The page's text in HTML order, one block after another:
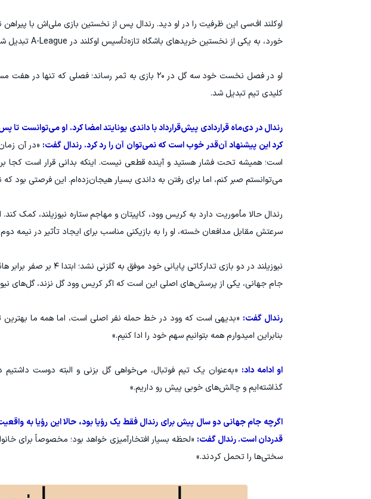
اوکلند اف‌سی این ظرفیت را در او دید. رندال پس از نخستین بازی ملی‌اش با
خورد، به یکی از نخستین خریدهای باشگاه تازه‌تأسیس اوکلند در A-League تبدیل شد.
او در فصل نخست خود سه گل در ۲۰ بازی به ثمر رساند؛
کلیدی تیم تبدیل شد.
رندال در دی‌ماه قراردادی پیش‌قرارداد با داندی یونایتد امضا کرد. او می‌توانست
کرد این پیشنهاد آن‌قدر خوب است که نمی‌توان آن را رد کرد. رندال گفت: «در آن
است؛ همیشه تحت فشار هستید و آینده قطعی نیست. اینکه بدانی قرار است کجا
می‌توانستم صبر کنم، اما برای رفتن به داندی بسیار هیجان‌زده‌ام. این فرصتی بود که
رندال حالا مأموریت دارد به کریس وود، کاپیتان و مهاجم ستاره نیوزیلند، کمک
سرعتش مقابل مدافعان خسته، او را به بازیکنی مناسب برای ایجاد تأثیر در نیمه
نیوزیلند در دو بازی
جام جهانی، یکی از پرسش‌های اصلی این است که اگر کریس وود گل نزند، گل‌های
رندال گفت: «بدیهی است که وود در خط حمله نفر اصلی است، اما همه ما بهترین
بنابراین امیدوارم همه بتوانیم سهم خود را ادا کنیم.»
او ادامه داد: «به‌عنوان یک تیم فوتبال، می‌خواهی گل بزنی و البته دوست
گذاشته‌ایم و چالش‌های خوبی پیش رو داریم.»
اگرچه جام جهانی دو سال پیش برای رندال فقط یک رؤیا بود، حالا این رؤیا به
قدردان است. رندال گفت: «لحظه بسیار افتخارآمیزی خواهد بود؛ مخصوصاً برای
سختی‌ها را تحمل کردند.»